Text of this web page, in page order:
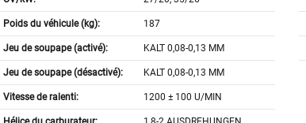
Poids du véhicule (kg): 187
Jeu de soupape (activé): KALT 0,08-0,13 MM
Jeu de soupape (désactivé): KALT 0,08-0,13 MM
Vitesse de ralenti: 1200 ± 100 U/MIN